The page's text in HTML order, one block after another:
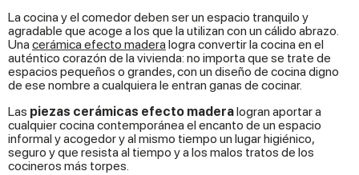
La cocina y el comedor deben ser un espacio tranquilo y
agradable que acoge a los que la utilizan con un cálido abrazo.
Una cerámica efecto madera logra convertir la cocina en el
auténtico corazón de la vivienda: no importa que se trate de
espacios pequeños o grandes, con un diseño de cocina digno
de ese nombre a cualquiera le entran ganas de cocinar.
Las piezas cerámicas efecto maderalogran aportar a
cualquier cocina contemporánea el encanto de un espacio
informal y acogedor y al mismo tiempo un lugar higiénico,
seguro y que resista al tiempo y a los malos tratos de los
cocineros más torpes.